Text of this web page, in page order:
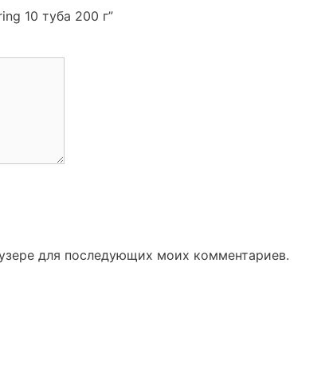
10 туба 200 г”
для последующих моих комментариев.